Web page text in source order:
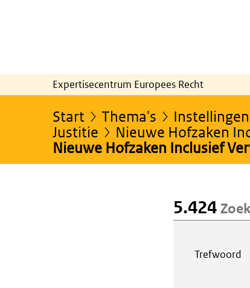
Expertisecentrum Europees Recht
Start Thema's
Justitie
Nieuwe Hofzaken
Nieuwe Hofzaken Inclusief
5.424
Trefwoord